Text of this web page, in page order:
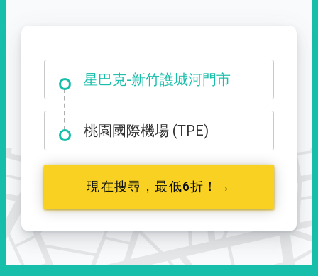
星巴克-新竹護城河門市
大霸尖山登山口
桃園國際機場 (TPE)
現在搜尋，最低6折！→